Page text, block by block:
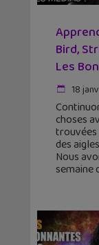
Bird,
Les
18
choses
trouvées
des
Nous
semaine